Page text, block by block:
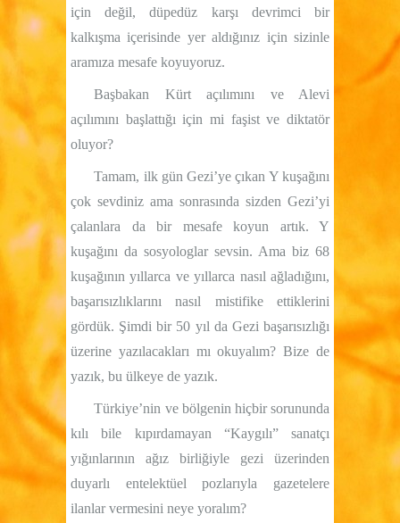
için değil, düpedüz karşı devrimci bir
kalkışma içerisinde yer aldığınız için sizinle
aramıza mesafe koyuyoruz.
Başbakan Kürt açılımını ve Alevi
açılımını başlattığı için mi faşist ve diktatör
oluyor?
Tamam, ilk gün Gezi’ye çıkan Y kuşağını
çok sevdiniz ama sonrasında sizden Gezi’yi
çalanlara da bir mesafe koyun artık. Y
kuşağını da sosyologlar sevsin. Ama biz 68
kuşağının yıllarca ve yıllarca nasıl ağladığını,
başarısızlıklarını nasıl mistifike ettiklerini
gördük. Şimdi bir 50 yıl da Gezi başarısızlığı
üzerine yazılacakları mı okuyalım? Bize de
yazık, bu ülkeye de yazık.
Türkiye’nin ve bölgenin hiçbir sorununda
kılı bile kıpırdamayan “Kaygılı” sanatçı
yığınlarının ağız birliğiyle gezi üzerinden
duyarlı entelektüel pozlarıyla gazetelere
ilanlar vermesini neye yoralım?